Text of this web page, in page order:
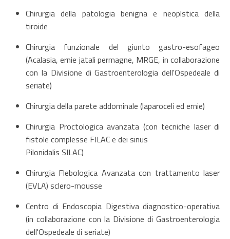
Chirurgia della patologia benigna e neoplstica della
tiroide
Chirurgia funzionale del giunto gastro-esofageo
(Acalasia, ernie jatali permagne, MRGE, in collaborazione
con la Divisione di Gastroenterologia dell'Ospedeale di
seriate)
Chirurgia della parete addominale (laparoceli ed ernie)
Chirurgia Proctologica avanzata (con tecniche laser di
fistole complesse FILAC e dei sinus
Pilonidalis SILAC)
Chirurgia Flebologica Avanzata con trattamento laser
(EVLA) sclero-mousse
Centro di Endoscopia Digestiva diagnostico-operativa
(in collaborazione con la Divisione di Gastroenterologia
dell'Ospedeale di seriate)